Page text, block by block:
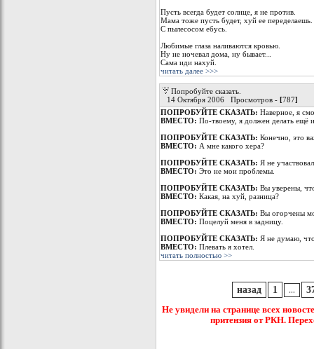
Пусть всегда будет солнце, я не против.
Мама тоже пусть будет, хуй ее переделаешь.
С пылесосом ебусь.
Любимые глаза наливаются кровью.
Ну не ночевал дома, ну бывает...
Сама иди нахуй.
читать далее >>>
Попробуйте сказать.
14 Октября 2006 Просмотров - [787]
ПОПРОБУЙТЕ СКАЗАТЬ: Наверное, я
ВМЕСТО: По-твоему, я должен делать ещё
ПОПРОБУЙТЕ СКАЗАТЬ: Конечно, это
ВМЕСТО: А мне какого хера?
ПОПРОБУЙТЕ СКАЗАТЬ: Я не
ВМЕСТО: Это не мои проблемы.
ПОПРОБУЙТЕ СКАЗАТЬ: Вы уверены,
ВМЕСТО: Какая, на хуй, разница?
ПОПРОБУЙТЕ СКАЗАТЬ: Вы огорчены
ВМЕСТО: Поцелуй меня в задницу.
ПОПРОБУЙТЕ СКАЗАТЬ: Я не думаю,
ВМЕСТО: Плевать я хотел.
читать полностью >>
назад 1 ...
Не увидели на странице всех
притензия от РКН.